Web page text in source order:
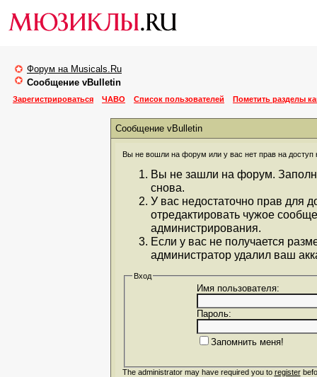
Форум на Musicals.Ru
Сообщение vBulletin
Зарегистрироваться ЧАВО Список пользователей Пометить разделы
Сообщение vBulletin
Вы не вошли на форум или у вас нет прав на доступ
Вы не зашли на форум.
снова.
У вас недостаточно прав для
отредактировать чужое
администрирования.
Если у вас не получается
администратор удалил ваш
Вход
Имя пользователя:
Пароль:
Запомнить меня!
The administrator may have required you to register